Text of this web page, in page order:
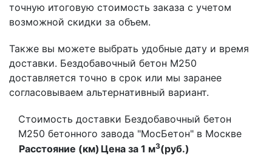
точную итоговую стоимость заказа с учетом
возможной скидки за объем.
Также вы можете выбрать удобные дату и время
доставки. Бездобавочный бетон М250
доставляется точно в срок или мы заранее
согласовываем альтернативный вариант.
Стоимость доставки Бездобавочный бетон
М250 бетонного завода "МосБетон" в Москве
Расстояние (км) Цена за 1 м3(руб.)